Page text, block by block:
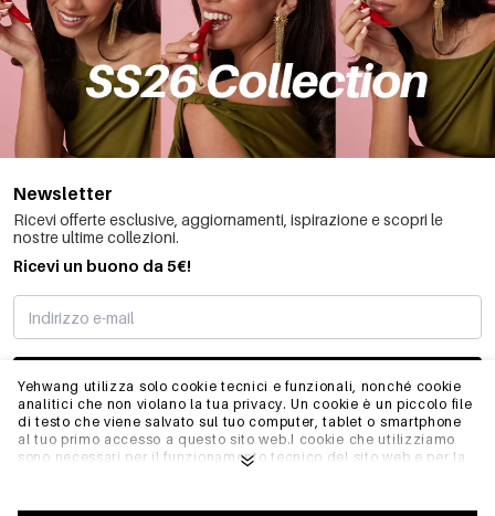
Yehwang utilizza solo cookie tecnici e funzionali, nonché cookie
analitici che non violano la tua privacy. Un cookie è un piccolo file
di testo che viene salvato sul tuo computer, tablet o smartphone
al tuo primo accesso a questo sito web.I cookie che utilizziamo
sono necessari per il funzionamento tecnico del sito web e per la
permettono anche di ottimizzare il nostro sito web.Per garantire
Newsletter
Ricevi offerte esclusive, aggiornamenti, ispirazione e scopri le
nostre ultime collezioni.
Ricevi un buono da 5€!
MI STO REGISTRANDO
INFO